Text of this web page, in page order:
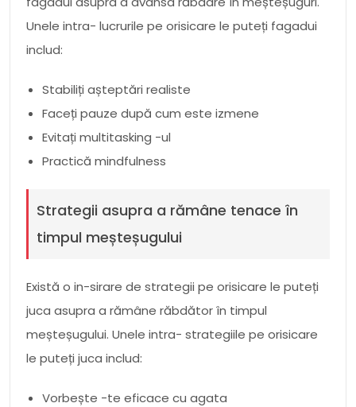
Unele intra- lucrurile pe orisicare le puteți fagadui
includ:
Stabiliți așteptări realiste
Faceți pauze după cum este izmene
Evitați multitasking -ul
Practică mindfulness
Strategii asupra a rămâne tenace în
timpul meșteșugului
Există o in-sirare de strategii pe orisicare le puteți
juca asupra a rămâne răbdător în timpul
meșteșugului. Unele intra- strategiile pe orisicare
le puteți juca includ:
Vorbește -te eficace cu agata